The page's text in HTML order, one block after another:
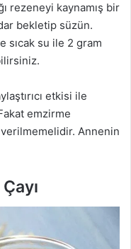
rezeneyi kaynamış bir
bekletip süzün.
sıcak su ile 2 gram
etkisi ile
emzirme
Annenin